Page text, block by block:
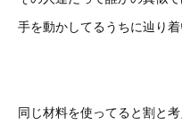
手を動かしてるうちに辿り
同じ材料を使ってると割と